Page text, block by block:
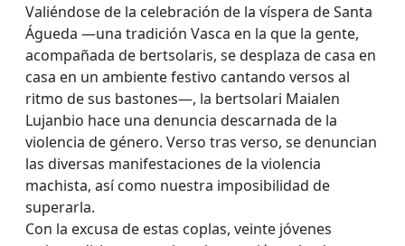
Valiéndose de la celebración de la víspera de Santa
Águeda —una tradición Vasca en la que la gente,
acompañada de bertsolaris, se desplaza de casa en
casa en un ambiente festivo cantando versos al
ritmo de sus bastones—, la bertsolari Maialen
Lujanbio hace una denuncia descarnada de la
violencia de género. Verso tras verso, se denuncian
las diversas manifestaciones de la violencia
machista, así como nuestra imposibilidad de
superarla.
Con la excusa de estas coplas, veinte jóvenes